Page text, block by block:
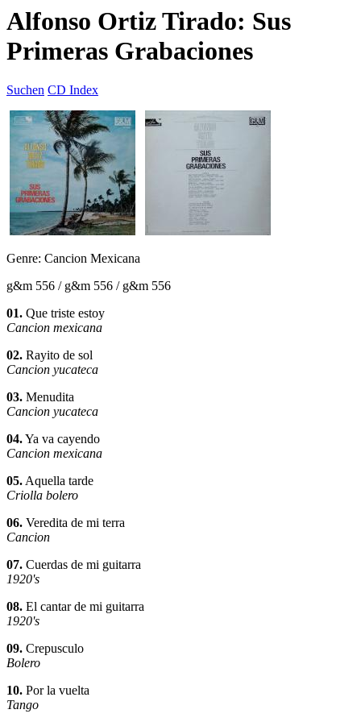
Alfonso Ortiz Tirado: Sus
Primeras Grabaciones
Suchen CD Index
Genre: Cancion Mexicana
g&m 556 / g&m 556 / g&m 556
01. Que triste estoy
Cancion mexicana
02. Rayito de sol
Cancion yucateca
03. Menudita
Cancion yucateca
04.Ya va cayendo
Cancion mexicana
05.Aquella tarde
Criolla bolero
06. Veredita de mi terra
Cancion
07. Cuerdas de mi guitarra
1920's
08. El cantar de mi guitarra
1920's
09. Crepusculo
Bolero
10. Por la vuelta
Tango